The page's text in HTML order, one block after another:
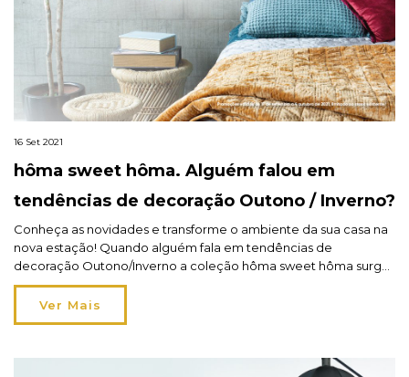
16 Set 2021
hôma sweet hôma. Alguém falou em
tendências de decoração Outono / Inverno?
Conheça as novidades e transforme o ambiente da sua casa na
nova estação! Quando alguém fala em tendências de
decoração Outono/Inverno a coleção hôma sweet hôma surge
como a coleção da rentrée! Cheia de novidades apresenta as
novas tendências decorativas da estação e deixa no ar a
vontade de mudar o ambiente, adaptar o conforto […]
Ver Mais